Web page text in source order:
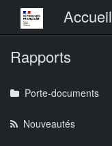
Menu principalAccueil
Rapports
Porte-documents
Nouveautés